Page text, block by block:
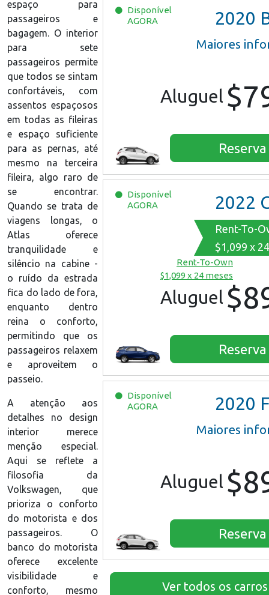
Disponível
AGORA
2020
Maiores
Aluguel
Reserva
Disponível
AGORA
2022
Rent-To-
$1,099 x
Rent-To-Own
$1,099 x 24 meses
Aluguel
Reserva
Disponível
AGORA
2020
Maiores
Aluguel
Reserva
Ver todos os carros
espaço para
passageiros e
bagagem. O interior
para sete
passageiros permite
que todos se sintam
confortáveis, com
assentos espaçosos
em todas as fileiras
e espaço suficiente
para as pernas, até
mesmo na terceira
fileira, algo raro de
se encontrar.
Quando se trata de
viagens longas, o
Atlas oferece
tranquilidade e
silêncio na cabine -
o ruído da estrada
fica do lado de fora,
enquanto dentro
reina o conforto,
permitindo que os
passageiros relaxem
e aproveitem o
passeio.
A atenção aos
detalhes no design
interior merece
menção especial.
Aqui se reflete a
filosofia da
Volkswagen, que
prioriza o conforto
do motorista e dos
passageiros. O
banco do motorista
oferece excelente
visibilidade e
conforto, mesmo